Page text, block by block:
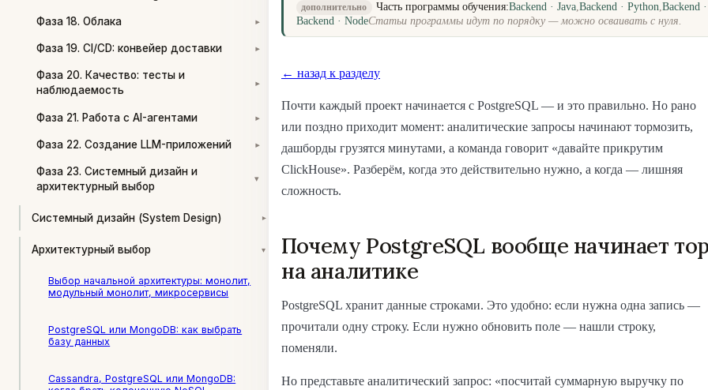
Фаза 18. Облака ▾
Фаза 19. CI/CD: конвейер доставки ▾
Фаза 20. Качество: тесты и
наблюдаемость
▾
Фаза 21. Работа с AI-агентами ▾
Фаза 22. Создание LLM-приложений ▾
Фаза 23. Системный дизайн и
архитектурный выбор
▾
Системный дизайн (System Design) ▾
Архитектурный выбор ▾
Выбор начальной архитектуры: монолит,
модульный монолит, микросервисы
PostgreSQL или MongoDB: как выбрать
базу данных
Cassandra, PostgreSQL или MongoDB:
дополнительно Часть программы обучения:Backend · Java,Backend · Python,Backend
Backend · NodeСтатьи программы идут по порядку — можно осваивать с нуля.
← назад к разделу
Почти каждый проект начинается с PostgreSQL — и это правильно. Но рано
или поздно приходит момент: аналитические запросы начинают тормозить,
дашборды грузятся минутами, а команда говорит «давайте прикрутим
ClickHouse». Разберём, когда это действительно нужно, а когда — лишняя
сложность.
Почему PostgreSQL вообще начинает
на аналитике
PostgreSQL хранит данные строками. Это удобно: если нужна одна запись —
прочитали одну строку. Если нужно обновить поле — нашли строку,
поменяли.
Но представьте аналитический запрос: «посчитай суммарную выручку по